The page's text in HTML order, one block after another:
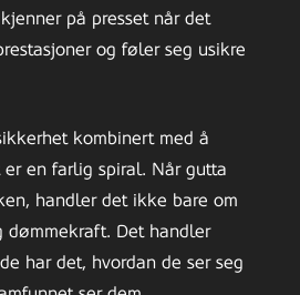
på presset når det
og føler seg usikre
kombinert med å
en farlig spiral. Når gutta
handler det ikke bare om
dømmekraft. Det handler
har det, hvordan de ser seg